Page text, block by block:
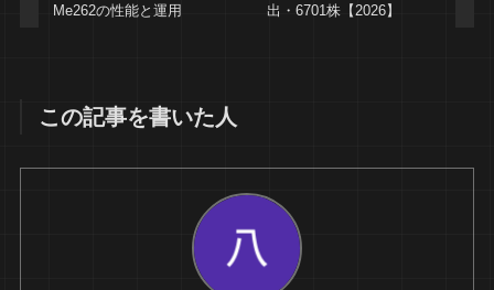
Me262の性能と運用
出・6701株【2026】
この記事を書いた人